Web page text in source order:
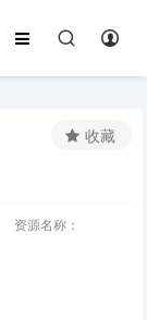
资源名称：
收藏